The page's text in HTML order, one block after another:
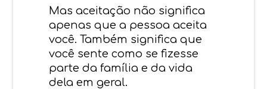
Mas aceitação não significa
apenas quea pessoa aceita
você. Também significa que
você sente como se fizesse
parte da família e da vida
dela em geral.